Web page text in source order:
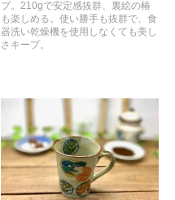
プ。210gで安定感抜群、裏絵の椿
も楽しめる。使い勝手も抜群で、食
器洗い乾燥機を使用しなくても美し
さキープ。